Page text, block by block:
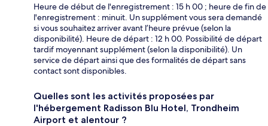
Heure de début de l'enregistrement : 15 h 00 ; heure de fin de
l'enregistrement : minuit. Un supplément vous sera demandé
si vous souhaitez arriver avant l’heure prévue (selon la
disponibilité). Heure de départ : 12 h 00. Possibilité de départ
tardif moyennant supplément (selon la disponibilité). Un
service de départ ainsi que des formalités de départ sans
contact sont disponibles.
Quelles sont les activités proposées par
l'hébergement Radisson Blu Hotel, Trondheim
Airport et alentour ?